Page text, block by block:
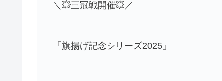
＼💥三冠戦開催💥／
「旗揚げ記念シリーズ2025」